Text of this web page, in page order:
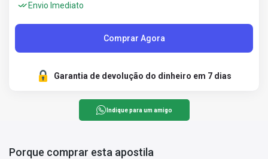
Envio Imediato
Comprar Agora
Garantia de devolução do dinheiro em 7 dias
Indique para um amigo
Porque comprar esta apostila